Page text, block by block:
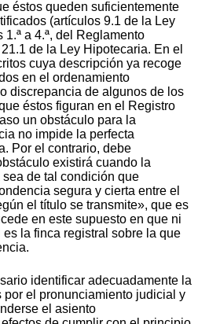
éstos queden suficientemente
(artículos 9.1 de la Ley
a 4.ª, del Reglamento
de la Ley Hipotecaria. En el
cuya descripción ya recoge
en el ordenamiento
discrepancia de algunos de los
éstos figuran en el Registro
un obstáculo para la
no impide la perfecta
Por el contrario, debe
existirá cuando la
de tal condición que
segura y cierta entre el
el título se transmite», que es
en este supuesto en que ni
la finca registral sobre la que
identificar adecuadamente la
por el pronunciamiento judicial y
el asiento